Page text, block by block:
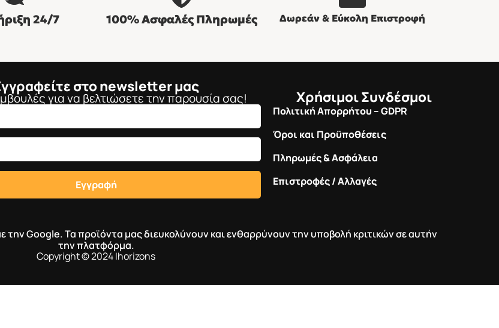
24/7 100% Ασφαλές Πληρωμές Δωρεάν & Εύκολη Επιστροφή
στο newsletter μας
για να βελτιώσετε την παρουσία σας!
Εγγραφή
Χρήσιμοι Συνδέσμοι
Πολιτική Απορρήτου – GDPR
Όροι και Προϋποθέσεις
Πληρωμές & Ασφάλεια
Επιστροφές / Αλλαγές
την Google. Τα προϊόντα μας διευκολύνουν και ενθαρρύνουν την υποβολή κριτικών σε αυτήν
την πλατφόρμα.
Copyright © 2024 Ihorizons